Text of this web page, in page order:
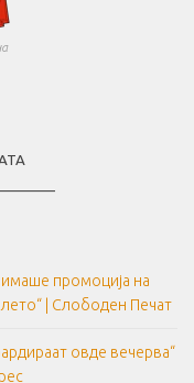
промоција на
| Слободен Печат
овде вечерва“